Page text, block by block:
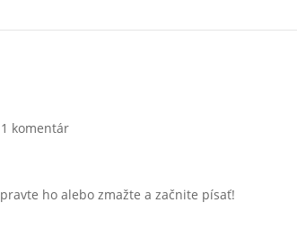
1 komentár
ho alebo zmažte a začnite písať!